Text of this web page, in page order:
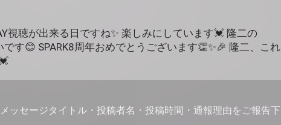
視聴が出来る日ですね✨ 楽しみにしています💓 隆二の
です😊 SPARK8周年おめでとうございます👏✨🎉 隆二、これ
ッセージタイトル・投稿者名・投稿時間・通報理由をご報告下